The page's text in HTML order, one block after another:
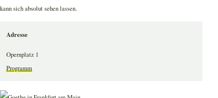
kann sich absolut sehen lassen.
Adresse
Opernplatz 1
Programm